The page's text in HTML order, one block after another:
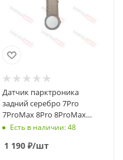
Датчик парктроника
задний серебро 7Pro
7ProMax 8Pro 8ProМах
ORIGINAL
Есть в наличии: 48
1 190 ₽/шт